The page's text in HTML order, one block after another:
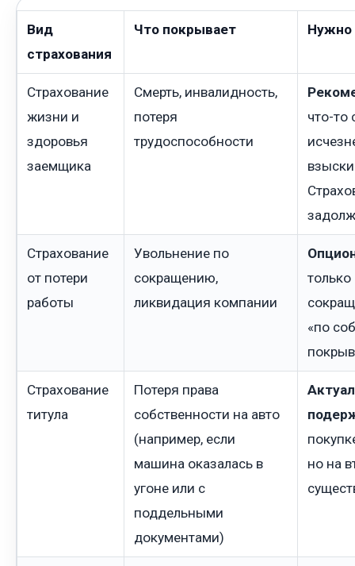
Вид
страхования
Что покрывает Нужно
Страхование
жизни и
здоровья
заемщика
Смерть, инвалидность,
потеря
трудоспособности
что-то
Страхование
от потери
работы
Увольнение по
сокращению,
ликвидация компании
«по
Страхование
титула
Потеря права
собственности на авто
(например, если
машина оказалась в
угоне или с
поддельными
документами)
но на